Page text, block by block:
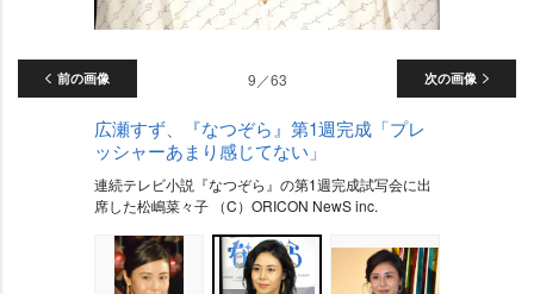
前の画像 次の画像
9／63
広瀬すず、『なつぞら』第1週完成「プレ
ッシャーあまり感じてない」
連続テレビ小説『なつぞら』の第1週完成試写会に出
席した松嶋菜々子 （C）ORICON NewS inc.